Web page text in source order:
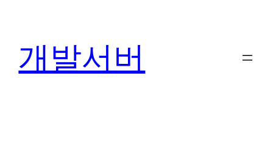
개발서버